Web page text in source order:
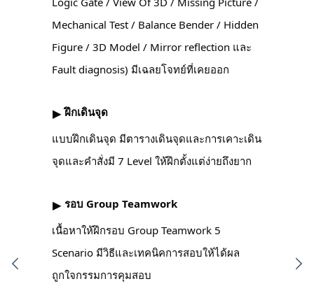
Mechanical Test / Balance Bender / Hidden
Figure / 3D Model / Mirror reflection และ
Fault diagnosis) มีเฉลยโจทย์ที่เคยออก
▶︎ฝึกเดินจุด
แบบฝึกเดินจุด มีตารางเดินจุดและการเคาะเดิน
จุดและคำสั่งมี 7 Level ให้ฝึกตั้งแต่ง่ายถึงยาก
▶︎ รอบ Group Teamwork
เนื้อหาให้ฝึกรอบ Group Teamwork 5
Scenario มีวิธีและเทคนิคการสอบให้ได้ผล
ถูกใจกรรมการคุมสอบ